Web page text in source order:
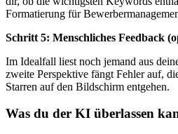
Formatierung für
Schritt 5: Menschliches Feedback
Im Idealfall liest noch jemand aus
zweite Perspektive fängt Fehler auf,
Starren auf den Bildschirm entgehen.
Was du der KI überlassen